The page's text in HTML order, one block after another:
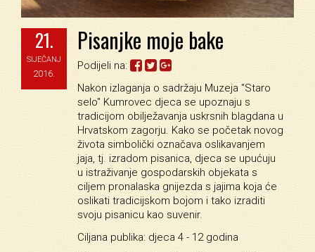
21.
SIJEČANJ
2016.
Pisanjke moje bake
Podijeli na:
Nakon izlaganja o sadržaju Muzeja "Staro
selo" Kumrovec djeca se upoznaju s
tradicijom obilježavanja uskrsnih blagdana u
Hrvatskom zagorju. Kako se početak novog
života simbolički označava oslikavanjem
jaja, tj. izradom pisanica, djeca se upućuju
u istraživanje gospodarskih objekata s
ciljem pronalaska gnijezda s jajima koja će
oslikati tradicijskom bojom i tako izraditi
svoju pisanicu kao suvenir.
Ciljana publika: djeca 4 - 12 godina